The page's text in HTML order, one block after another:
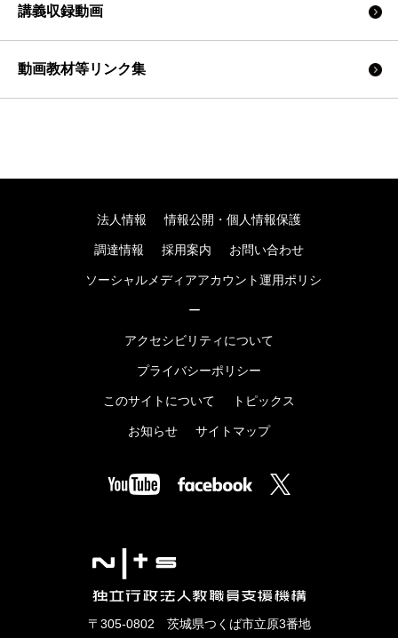
講義収録動画
動画教材等リンク集
〒305-0802 茨城県つくば市立原3番地
法人情報 情報公開・個人情報保護
調達情報 採用案内 お問い合わせ
ソーシャルメディアアカウント運用ポリシ
ー
アクセシビリティについて
プライバシーポリシー
このサイトについて トピックス
お知らせ サイトマップ